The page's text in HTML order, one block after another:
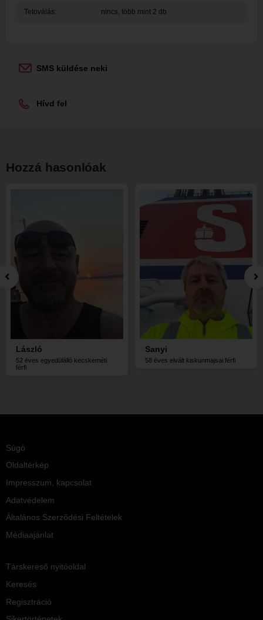
Tetoválás: nincs, több mint 2 db
SMS küldése neki
Hívd fel
Hozzá hasonlóak
László
52 éves egyedülálló kecskeméti
férfi
Sanyi
58 éves elvált kiskunmajsai férfi
Súgó
Oldaltérkép
Impresszum, kapcsolat
Adatvédelem
Általános Szerződési Feltételek
Médiaajánlat
Társkereső nyitóoldal
Keresés
Regisztráció